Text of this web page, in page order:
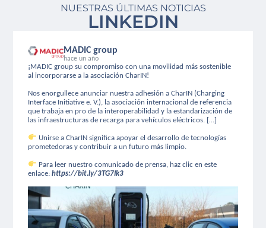
NUESTRAS ÚLTIMAS NOTICIAS
LINKEDIN
MADIC group
hace un año
¡MADIC group su compromiso con una movilidad más sostenible
al incorporarse a la asociación CharIN!
Nos enorgullece anunciar nuestra adhesión a CharIN (Charging
Interface Initiative e. V.), la asociación internacional de referencia
que trabaja en pro de la interoperabilidad y la estandarización de
las infraestructuras de recarga para vehículos eléctricos. […]
Unirse a CharIN significa apoyar el desarrollo de tecnologías
prometedoras y contribuir a un futuro más limpio.
Para leer nuestro comunicado de prensa, haz clic en este
enlace:https://bit.ly/3TG7Ik3